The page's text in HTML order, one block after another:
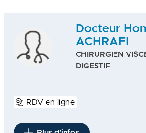
Docteur
ACHRAFI
CHIRURGIEN
DIGESTIF
RDV en ligne